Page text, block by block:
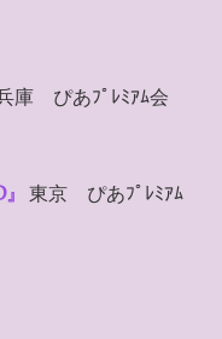
庫 ぴあﾌﾟﾚﾐｱﾑ会
東京 ぴあﾌﾟﾚﾐｱﾑ